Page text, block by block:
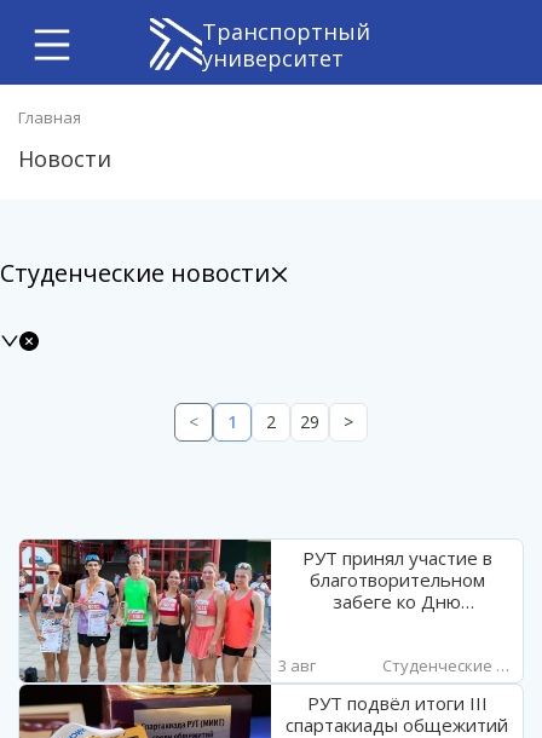
Транспортный
университет
Главная
Новости
Студенческие новости
< 1 2 29 >
РУТ принял участие в
благотворительном
забеге ко Дню
3 авг Студенческие новости
РУТ подвёл итоги III
спартакиады общежитий